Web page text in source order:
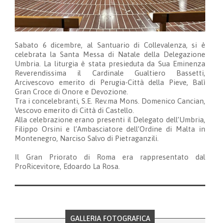
Sabato 6 dicembre, al Santuario di Collevalenza, si è
celebrata la Santa Messa di Natale della Delegazione
Umbria. La liturgia è stata presieduta da Sua Eminenza
Reverendissima il Cardinale Gualtiero Bassetti,
Arcivescovo emerito di Perugia-Città della Pieve, Balì
Gran Croce di Onore e Devozione.
Tra i concelebranti, S.E. Rev.ma Mons. Domenico Cancian,
Vescovo emerito di Città di Castello.
Alla celebrazione erano presenti il Delegato dell’Umbria,
Filippo Orsini e l’Ambasciatore dell’Ordine di Malta in
Montenegro, Narciso Salvo di Pietraganzili.
Il Gran Priorato di Roma era rappresentato dal
ProRicevitore, Edoardo La Rosa.
GALLERIA FOTOGRAFICA